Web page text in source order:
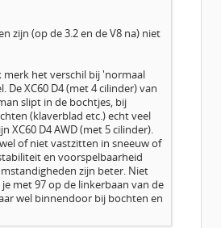
zijn (op de 3.2 en de V8 na) niet
merk het verschil bij 'normaal
De XC60 D4 (met 4 cilinder) van
slipt in de bochtjes, bij
(klaverblad etc.) echt veel
XC60 D4 AWD (met 5 cilinder).
of niet vastzitten in sneeuw of
en voorspelbaarheid
zijn beter. Niet
met 97 op de linkerbaan van de
wel binnendoor bij bochten en